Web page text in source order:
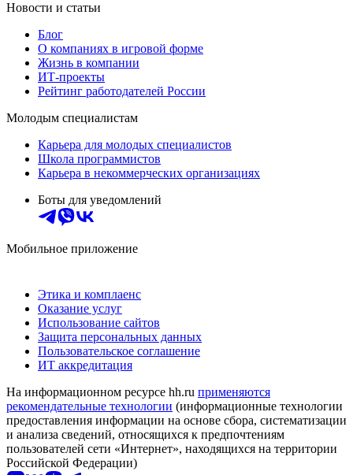
Новости и статьи
Блог
О компаниях в игровой форме
Жизнь в компании
ИТ-проекты
Рейтинг работодателей России
Молодым специалистам
Карьера для молодых специалистов
Школа программистов
Карьера в некоммерческих организациях
Боты для уведомлений
Мобильное приложение
Этика и комплаенс
Оказание услуг
Использование сайтов
Защита персональных данных
Пользовательское соглашение
ИТ аккредитация
На информационном ресурсе hh.ru применяются
рекомендательные технологии (информационные технологии
предоставления информации на основе сбора, систематизации
и анализа сведений, относящихся к предпочтениям
пользователей сети «Интернет», находящихся на территории
Российской Федерации)